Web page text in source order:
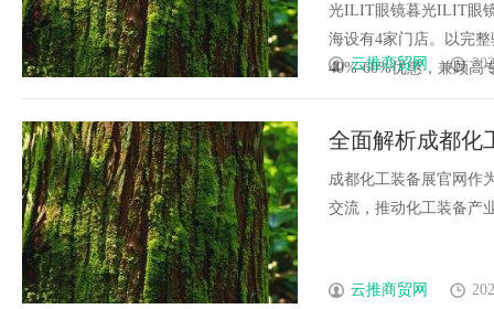
光ILIT眼镜暮光ILIT眼
海设有4家门店。以完
40%-60%优惠，兼顾高
云推商贸网
全面解析成都化
成都化工装备展官网作
交流，推动化工装备产
云推商贸网